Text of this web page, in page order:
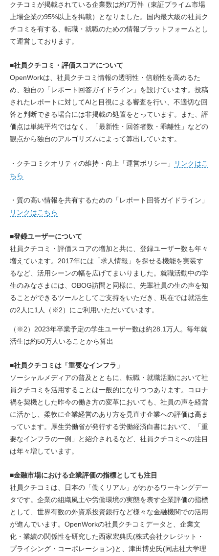
クチコミが掲載されている企業数は約7万件（東証プライム市場
上場企業の95%以上を掲載）となりました。国内最大級の社員ク
チコミを有する、転職・就職のための情報プラットフォームとし
て運営しております。
■社員クチコミ・評価スコアについて
OpenWorkは、社員クチコミ情報の透明性・信頼性を高めるた
め、独自の「レポート回答ガイドライン」を設けています。投稿
されたレポートに対してAIと目視による審査を行い、不適切な回
答と判断できる場合には非掲載の処置をとっています。また、評
価点は単純平均ではなく、「最新性・回答者数・乖離性」などの
観点から独自のアルゴリズムによって算出しています。
・クチコミクオリティの維持・向上「運営ポリシー」
リンクはこ
ちら
・質の高い情報を共有するための「レポート回答ガイドライン」
リンクはこちら
■登録ユーザーについて
社員クチコミ・評価スコアの増加と共に、登録ユーザー数も年々
増えています。2017年には「求人情報」を探せる機能を実装す
るなど、活用シーンの幅を広げてまいりました。就職活動中の学
生のみなさまには、OBOG訪問と同様に、先輩社員の生の声を知
ることができるツールとしてご支持をいただき、現在では就活生
の2人に1人（※2）にご利用いただいています。
（※2）2023年卒業予定の学生ユーザー数は約28.1万人。毎年就
活生は約50万人いることから算出
■社員クチコミは「重要なインフラ」
ソーシャルメディアの普及とともに、転職・就職活動において社
員クチコミを活用することは一般的になりつつあります。コロナ
禍を契機とした昨今の働き方の変革においても、社員の声を経営
に活かし、柔軟に企業経営のあり方を見直す企業への評価は高ま
っています。厚生労働省が発行する労働経済白書において、「重
要なインフラの一例」と紹介されるなど、社員クチコミへの注目
は年々増しています。
■金融市場における企業評価の指標としても注目
社員クチコミは、日本の「働くリアル」がわかるワーキングデー
タです。企業の組織風土や労働環境の実態を表す企業評価の指標
として、世界有数の外資系投資銀行など様々な金融機関での活用
が進んでいます。OpenWorkの社員クチコミデータと、企業文
化・業績の関係性を研究した西家宏典氏(株式会社クレジット・
プライシング・コーポレーション)と、津田博史氏(同志社大学理